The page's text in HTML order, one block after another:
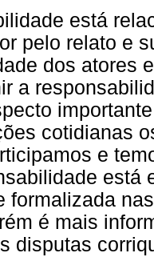
está
pelo relato e
dos atores
a
cotidianas
e
está
formalizada
é mais
disputas